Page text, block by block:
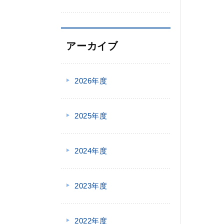
アーカイブ
2026年度
2025年度
2024年度
2023年度
2022年度